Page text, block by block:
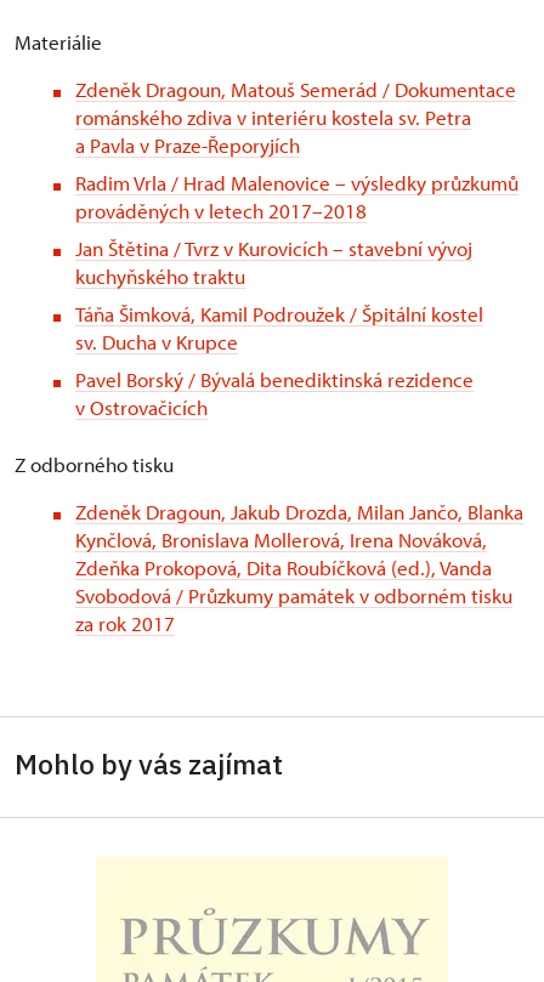
Materiálie
Zdeněk Dragoun, Matouš Semerád / Dokumentace
románského zdiva v interiéru kostela sv. Petra
a Pavla v Praze-Řeporyjích
Radim Vrla / Hrad Malenovice – výsledky průzkumů
prováděných v letech 2017–2018
Jan Štětina / Tvrz v Kurovicích – stavební vývoj
kuchyňského traktu
Táňa Šimková, Kamil Podroužek / Špitální kostel
sv. Ducha v Krupce
Pavel Borský / Bývalá benediktinská rezidence
v Ostrovačicích
Z odborného tisku
Zdeněk Dragoun, Jakub Drozda, Milan Jančo, Blanka
Kynčlová, Bronislava Mollerová, Irena Nováková,
Zdeňka Prokopová, Dita Roubíčková (ed.), Vanda
Svobodová / Průzkumy památek v odborném tisku
za rok 2017
Mohlo by vás zajímat